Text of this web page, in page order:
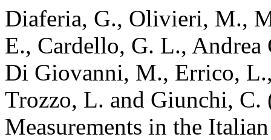
Diaferia, G., Olivieri, M.,
E., Cardello, G. L., Andrea
Di Giovanni, M., Errico,
Trozzo, L. and Giunchi, C.
Measurements in the